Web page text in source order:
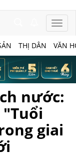
THỊ DÂN VĂN
nước:
giai